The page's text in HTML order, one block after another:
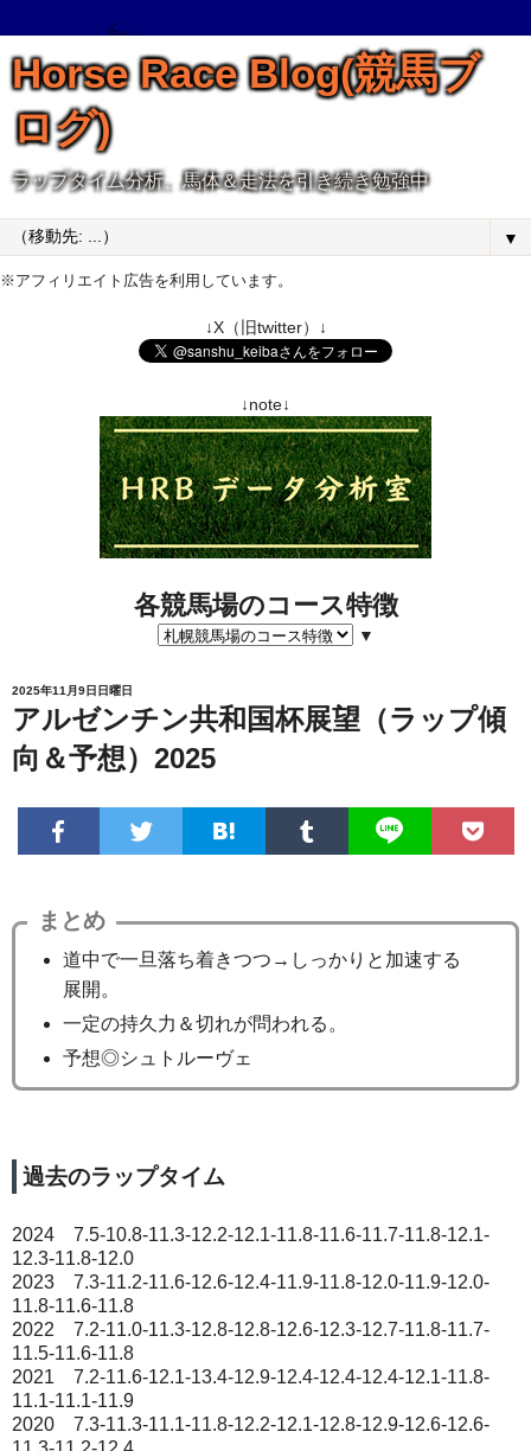
Horse Race Blog(競馬ブ
ログ)
ラップタイム分析、馬体＆走法を引き続き勉強中
▼
※アフィリエイト広告を利用しています。
↓X（旧twitter）↓
↓note↓
各競馬場のコース特徴
▼
2025年11月9日日曜日
アルゼンチン共和国杯展望（ラップ傾
向＆予想）2025
まとめ
道中で一旦落ち着きつつ→しっかりと加速する
展開。
一定の持久力＆切れが問われる。
予想◎シュトルーヴェ
過去のラップタイム
2024 7.5-10.8-11.3-12.2-12.1-11.8-11.6-11.7-11.8-12.1-
12.3-11.8-12.0
2023 7.3-11.2-11.6-12.6-12.4-11.9-11.8-12.0-11.9-12.0-
11.8-11.6-11.8
2022 7.2-11.0-11.3-12.8-12.8-12.6-12.3-12.7-11.8-11.7-
11.5-11.6-11.8
2021 7.2-11.6-12.1-13.4-12.9-12.4-12.4-12.4-12.1-11.8-
11.1-11.1-11.9
2020 7.3-11.3-11.1-11.8-12.2-12.1-12.8-12.9-12.6-12.6-